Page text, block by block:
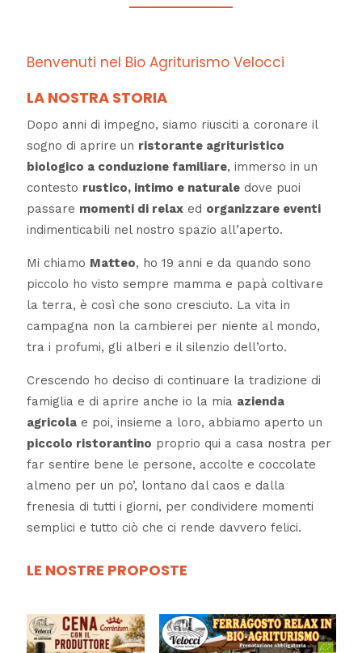
Benvenuti nel Bio Agriturismo Velocci
LA NOSTRA STORIA
Dopo anni di impegno, siamo riusciti a coronare il
sogno di aprire un ristorante agrituristico
biologico a conduzione familiare, immerso in un
contesto rustico, intimo e naturaledove puoi
passare momenti di relaxed organizzare eventi
indimenticabili nel nostro spazio all’aperto.
Mi chiamo Matteo, ho 19 anni e da quando sono
piccolo ho visto sempre mamma e papà coltivare
la terra, è così che sono cresciuto. La vita in
campagna non la cambierei per niente al mondo,
tra i profumi, gli alberi e il silenzio dell’orto.
Crescendo ho deciso di continuare la tradizione di
famiglia e di aprire anche io la mia azienda
agricolae poi, insieme a loro, abbiamo aperto un
piccolo ristorantino proprio qui a casa nostra per
far sentire bene le persone, accolte e coccolate
almeno per un po’, lontano dal caos e dalla
frenesia di tutti i giorni, per condividere momenti
semplici e tutto ciò che ci rende davvero felici.
LE NOSTRE PROPOSTE